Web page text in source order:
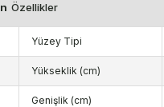
Özellikler
Yüzey Tipi
Yükseklik (cm)
Genişlik (cm)